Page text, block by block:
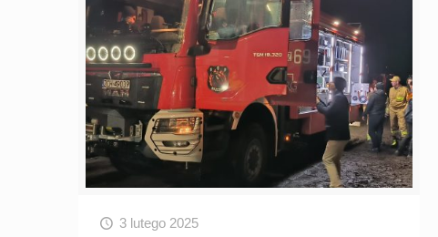
3 lutego 2025